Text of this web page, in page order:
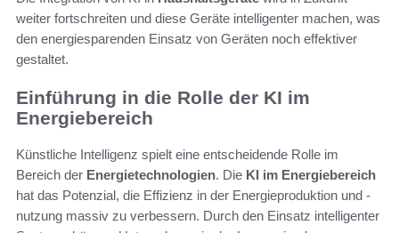
weiter fortschreiten und diese Geräte intelligenter machen, was
den energiesparenden Einsatz von Geräten noch effektiver
gestaltet.
Einführung in die Rolle der KI im
Energiebereich
Künstliche Intelligenz spielt eine entscheidende Rolle im
Bereich der Energietechnologien. Die KI im Energiebereich
hat das Potenzial, die Effizienz in der Energieproduktion und -
nutzung massiv zu verbessern. Durch den Einsatz intelligenter